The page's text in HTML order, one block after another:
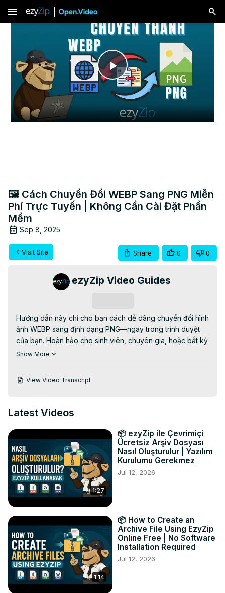
menu
Play
Video
🖼️ Cách Chuyển Đổi WEBP Sang PNG Miễn
Phí Trực Tuyến | Không Cần Cài Đặt Phần
Mềm
Sep 8, 2025
Visit Site Share 0 0
ezyZip Video Guides
Hướng dẫn này chỉ cho bạn cách dễ dàng chuyển đổi hình
ảnh WEBP sang định dạng PNG—ngay trong trình duyệt
của bạn. Hoàn hảo cho sinh viên, chuyên gia, hoặc bất kỳ
ai cần làm việc với các định dạng hình ảnh khác nhau!
https://www.ezyzip.com/vi-webp-png.html
để chuyển đổi" hoặc kéo và thả vào hộp
2. Nhấp vào "Chuyển đổi sang PNG" và để quá trình
chuyển đổi thực hiện công việc của nó
3. Nhấp vào "Xem trước" để kiểm tra chất lượng, sau đó
nhấp vào "Lưu" để tải xuống hình ảnh PNG mới của bạn
Tại sao chuyển đổi WEBP sang PNG? PNG cung cấp khả
năng tương thích rộng hơn trên các thiết bị và phần mềm,
nén không mất dữ liệu cho chất lượng cao, và hỗ trợ phổ
biến cho độ trong suốt. Hoàn hảo khi bạn cần khả năng
tương thích tối đa!
#webpsangpng #chuyểnđổihìnhảnh #bộchuyểnđổiwebp
#chuyểnđổipng #bộchuyểnđổitrựctuyến
#địnhdạnghìnhảnh #ezyzip #chuyểnđổitệp
Kết nối với chúng tôi:
Twitter:
https://twitter.com/ezyzip
Facebook: https://www.facebook.com/ezyzip/
Show More
View Video Transcript
Latest Videos
1:27
📦 ezyZip ile Çevrimiçi
Ücretsiz Arşiv Dosyası
Nasıl Oluşturulur | Yazılım
Kurulumu Gerekmez
Jul 12, 2026
1:14
📦 How to Create an
Archive File Using EzyZip
Online Free | No Software
Installation Required
Jul 12, 2026